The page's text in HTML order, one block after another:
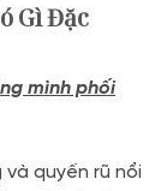
Gì Đặc
mình phối
quyến rũ nổi